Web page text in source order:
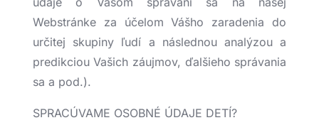
Webstránke za účelom Vášho zaradenia do
určitej skupiny ľudí a následnou analýzou a
predikciou Vašich záujmov, ďalšieho správania
sa a pod.).
SPRACÚVAME OSOBNÉ ÚDAJE DETÍ?